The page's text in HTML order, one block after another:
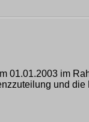
01.01.2003 im
und